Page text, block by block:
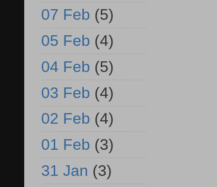
07 Feb (5)
05 Feb (4)
04 Feb (5)
03 Feb (4)
02 Feb (4)
01 Feb (3)
31 Jan (3)